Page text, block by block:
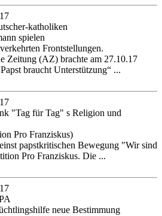
katholiken
spielen
Frontstellungen.
Zeitung (AZ) brachte am 27.10.17
braucht Unterstützung“ ...
"Tag für Tag" s Religion und
Pro Franziskus)
papstkritischen Bewegung "Wir sind
Pro Franziskus. Die ...
neue Bestimmung